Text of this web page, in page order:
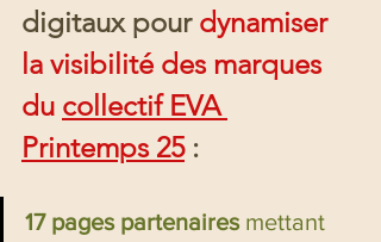
digitaux pour dynamiser
la visibilité des marques
du collectif EVA
Printemps 25 :
17 pages partenaires mettant